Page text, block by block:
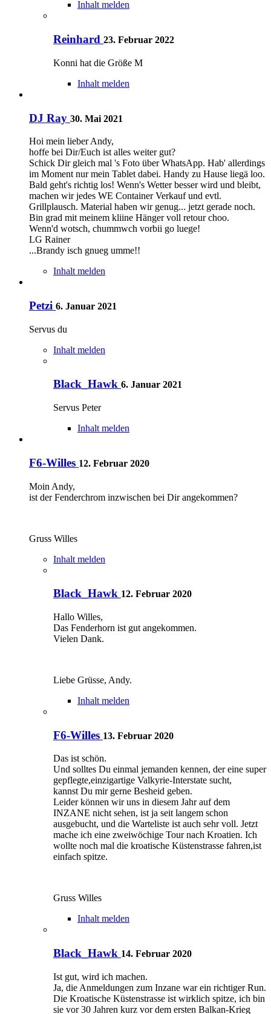
Inhalt melden
Reinhard 23. Februar 2022
Konni hat die Größe M
Inhalt melden
DJ Ray 30. Mai 2021
Hoi mein lieber Andy,
hoffe bei Dir/Euch ist alles weiter gut?
Schick Dir gleich mal 's Foto über WhatsApp. Hab' allerdings
im Moment nur mein Tablet dabei. Handy zu Hause liegä loo.
Bald geht's richtig los! Wenn's Wetter besser wird und bleibt,
machen wir jedes WE Container Verkauf und evtl.
Grillplausch. Material haben wir genug... jetzt gerade noch.
Bin grad mit meinem kliine Hänger voll retour choo.
Wenn'd wotsch, chummwch vorbii go luege!
LG Rainer
...Brandy isch gnueg umme!!
Inhalt melden
Petzi 6. Januar 2021
Servus du
Inhalt melden
Black_Hawk 6. Januar 2021
Servus Peter
Inhalt melden
F6-Willes 12. Februar 2020
Moin Andy,
ist der Fenderchrom inzwischen bei Dir angekommen?
Gruss Willes
Inhalt melden
Black_Hawk 12. Februar 2020
Hallo Willes,
Das Fenderhorn ist gut angekommen.
Vielen Dank.
Liebe Grüsse, Andy.
Inhalt melden
F6-Willes 13. Februar 2020
Das ist schön.
Und solltes Du einmal jemanden kennen, der eine super
gepflegte,einzigartige Valkyrie-Interstate sucht,
kannst Du mir gerne Besheid geben.
Leider können wir uns in diesem Jahr auf dem
INZANE nicht sehen, ist ja seit langem schon
ausgebucht, und die Warteliste ist auch sehr voll. Jetzt
mache ich eine zweiwöchige Tour nach Kroatien. Ich
wollte noch mal die kroatische Küstenstrasse fahren,ist
einfach spitze.
Gruss Willes
Inhalt melden
Black_Hawk 14. Februar 2020
Ist gut, wird ich machen.
Ja, die Anmeldungen zum Inzane war ein richtiger Run.
Die Kroatische Küstenstrasse ist wirklich spitze, ich bin
sie vor 30 Jahren kurz vor dem ersten Balkan-Krieg